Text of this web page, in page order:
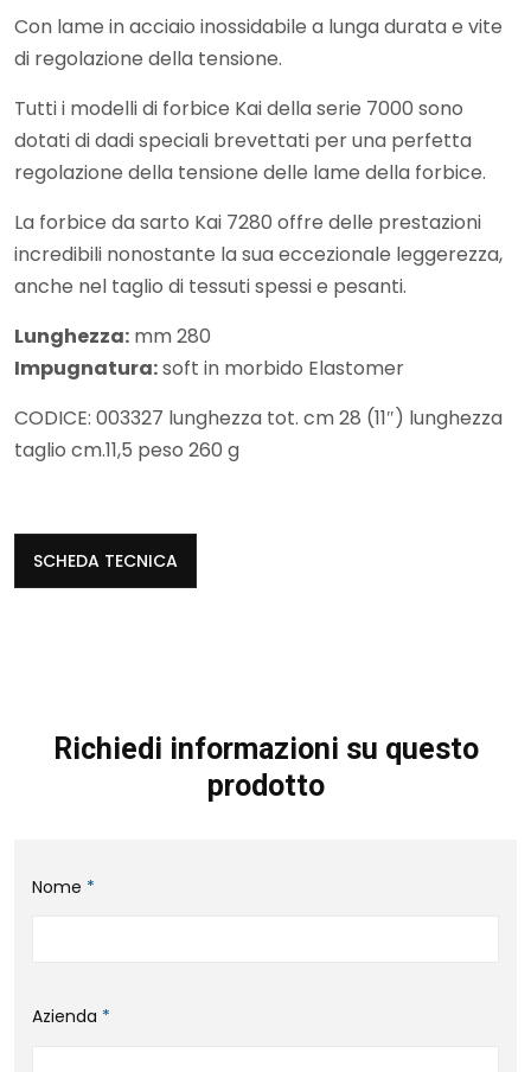
Con lame in acciaio inossidabile a lunga durata e vite
di regolazione della tensione.
Tutti i modelli di forbice Kai della serie 7000 sono
dotati di dadi speciali brevettati per una perfetta
regolazione della tensione delle lame della forbice.
La forbice da sarto Kai 7280 offre delle prestazioni
incredibili nonostante la sua eccezionale leggerezza,
anche nel taglio di tessuti spessi e pesanti.
Lunghezza: mm 280
Impugnatura:soft in morbido Elastomer
CODICE: 003327 lunghezza tot. cm 28 (11″) lunghezza
taglio cm.11,5 peso 260 g
SCHEDA TECNICA
Richiedi informazioni su questo
prodotto
Nome *
Azienda *